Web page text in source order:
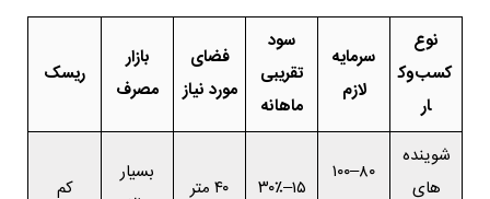
نوع
کسب‌وک
ار
سرمایه
لازم
سود
تقریبی
ماهانه
فضای
مورد نیاز
بازار
مصرف
ریسک
شوینده‌
های
۸۰–۱۰۰
۱۵–۳۰٪ ۴۰ متر
بسیار
کم